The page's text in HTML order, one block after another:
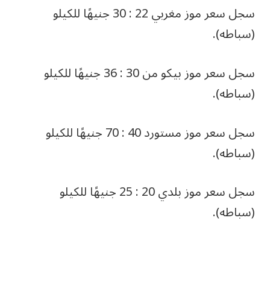
سجل سعر موز مغربي 22 : 30 جنيهًا للكيلو
(سباطه).
سجل سعر موز بيكو من 30 : 36 جنيهًا للكيلو
(سباطه).
سجل سعر موز مستورد 40 : 70 جنيهًا للكيلو
(سباطه).
سجل سعر موز بلدي 20 : 25 جنيهًا للكيلو
(سباطه).